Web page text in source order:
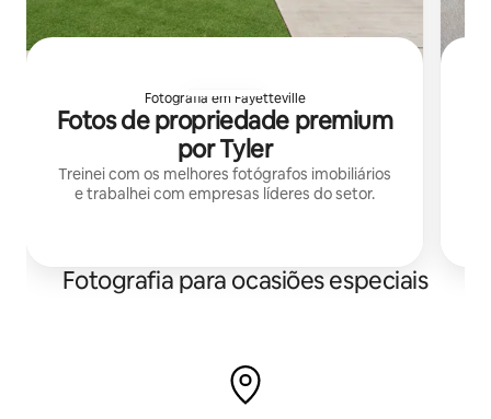
Fotografia em Fayetteville
Fotos de propriedade premium
por Tyler
Treinei com os melhores fotógrafos imobiliários
e trabalhei com empresas líderes do setor.
Fotografia para ocasiões especiais